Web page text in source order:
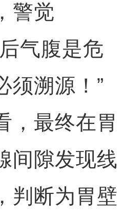
警觉
气腹是危
须溯源！”
，最终在胃
间隙发现线
判断为胃壁